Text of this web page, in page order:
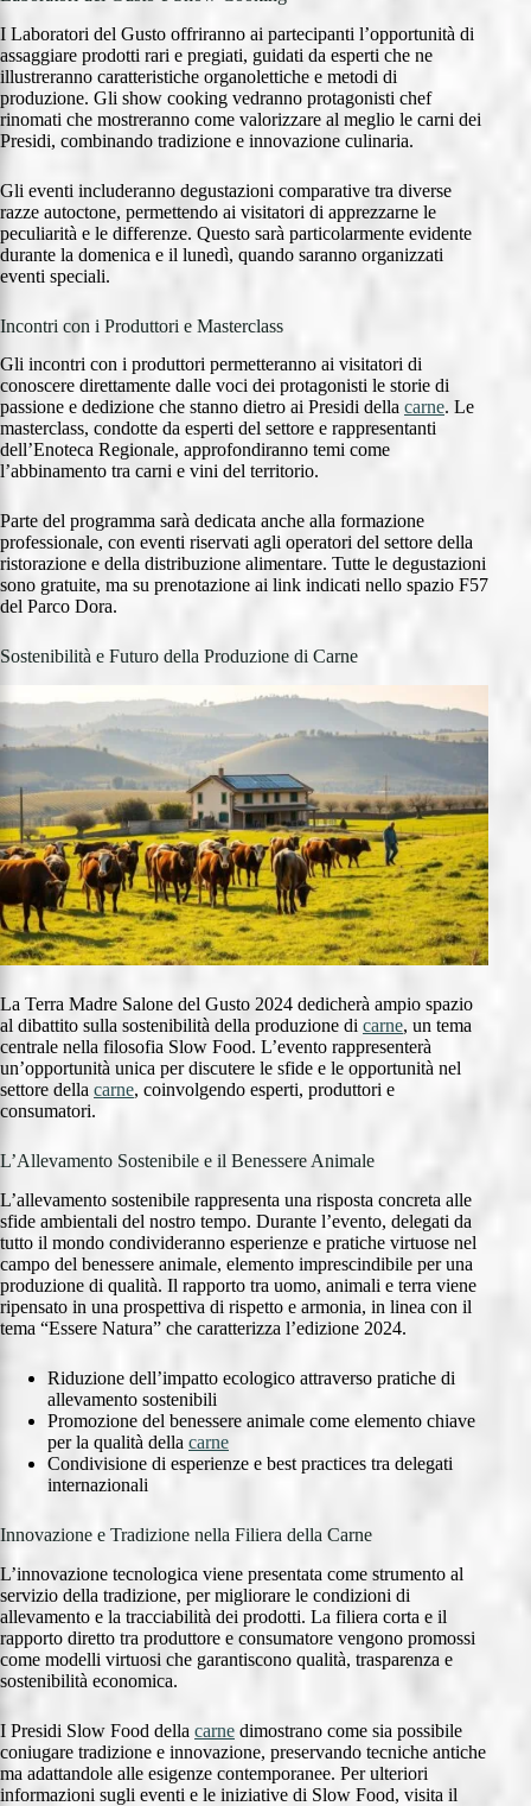
I Laboratori del Gusto offriranno ai partecipanti l’opportunità di
assaggiare prodotti rari e pregiati, guidati da esperti che ne
illustreranno caratteristiche organolettiche e metodi di
produzione. Gli show cooking vedranno protagonisti chef
rinomati che mostreranno come valorizzare al meglio le carni dei
Presidi, combinando tradizione e innovazione culinaria.
Gli eventi includeranno degustazioni comparative tra diverse
razze autoctone, permettendo ai visitatori di apprezzarne le
peculiarità e le differenze. Questo sarà particolarmente evidente
durante la domenica e il lunedì, quando saranno organizzati
eventi speciali.
Incontri con i Produttori e Masterclass
Gli incontri con i produttori permetteranno ai visitatori di
conoscere direttamente dalle voci dei protagonisti le storie di
passione e dedizione che stanno dietro ai Presidi della carne. Le
masterclass, condotte da esperti del settore e rappresentanti
dell’Enoteca Regionale, approfondiranno temi come
l’abbinamento tra carni e vini del territorio.
Parte del programma sarà dedicata anche alla formazione
professionale, con eventi riservati agli operatori del settore della
ristorazione e della distribuzione alimentare. Tutte le degustazioni
sono gratuite, ma su prenotazione ai link indicati nello spazio F57
del Parco Dora.
Sostenibilità e Futuro della Produzione di Carne
La Terra Madre Salone del Gusto 2024 dedicherà ampio spazio
al dibattito sulla sostenibilità della produzione di carne, un tema
centrale nella filosofia Slow Food. L’evento rappresenterà
un’opportunità unica per discutere le sfide e le opportunità nel
settore della carne, coinvolgendo esperti, produttori e
consumatori.
L’Allevamento Sostenibile e il Benessere Animale
L’allevamento sostenibile rappresenta una risposta concreta alle
sfide ambientali del nostro tempo. Durante l’evento, delegati da
tutto il mondo condivideranno esperienze e pratiche virtuose nel
campo del benessere animale, elemento imprescindibile per una
produzione di qualità. Il rapporto tra uomo, animali e terra viene
ripensato in una prospettiva di rispetto e armonia, in linea con il
tema “Essere Natura” che caratterizza l’edizione 2024.
Riduzione dell’impatto ecologico attraverso pratiche di
allevamento sostenibili
Promozione del benessere animale come elemento chiave
per la qualità della carne
Condivisione di esperienze e best practices tra delegati
internazionali
Innovazione e Tradizione nella Filiera della Carne
L’innovazione tecnologica viene presentata come strumento al
servizio della tradizione, per migliorare le condizioni di
allevamento e la tracciabilità dei prodotti. La filiera corta e il
rapporto diretto tra produttore e consumatore vengono promossi
come modelli virtuosi che garantiscono qualità, trasparenza e
sostenibilità economica.
I Presidi Slow Food della carne dimostrano come sia possibile
coniugare tradizione e innovazione, preservando tecniche antiche
ma adattandole alle esigenze contemporanee. Per ulteriori
informazioni sugli eventi e le iniziative di Slow Food, visita il